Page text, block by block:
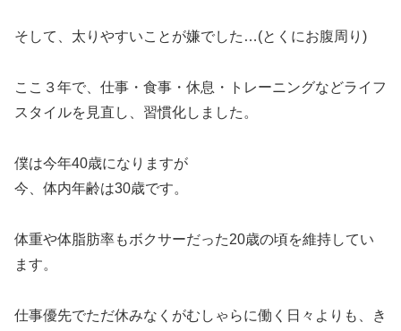
そして、太りやすいことが嫌でした…(とくにお腹周り)
ここ３年で、仕事・食事・休息・トレーニングなどライフ
スタイルを見直し、習慣化しました。
僕は今年40歳になりますが
今、体内年齢は30歳です。
体重や体脂肪率もボクサーだった20歳の頃を維持してい
ます。
仕事優先でただ休みなくがむしゃらに働く日々よりも、き